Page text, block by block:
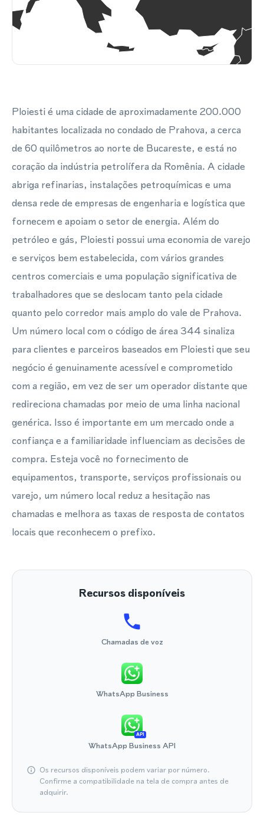
Ploiesti é uma cidade de aproximadamente 200.000
habitantes localizada no condado de Prahova, a cerca
de 60 quilômetros ao norte de Bucareste, e está no
coração da indústria petrolífera da Romênia. A cidade
abriga refinarias, instalações petroquímicas e uma
densa rede de empresas de engenharia e logística que
fornecem e apoiam o setor de energia. Além do
petróleo e gás, Ploiesti possui uma economia de varejo
e serviços bem estabelecida, com vários grandes
centros comerciais e uma população significativa de
trabalhadores que se deslocam tanto pela cidade
quanto pelo corredor mais amplo do vale de Prahova.
Um número local com o código de área 344 sinaliza
para clientes e parceiros baseados em Ploiesti que seu
negócio é genuinamente acessível e comprometido
com a região, em vez de ser um operador distante que
redireciona chamadas por meio de uma linha nacional
genérica. Isso é importante em um mercado onde a
confiança e a familiaridade influenciam as decisões de
compra. Esteja você no fornecimento de
equipamentos, transporte, serviços profissionais ou
varejo, um número local reduz a hesitação nas
chamadas e melhora as taxas de resposta de contatos
locais que reconhecem o prefixo.
Recursos disponíveis
Chamadas de voz
WhatsApp Business
API
WhatsApp Business API
Os recursos disponíveis podem variar por número.
Confirme a compatibilidade na tela de compra antes de
adquirir.